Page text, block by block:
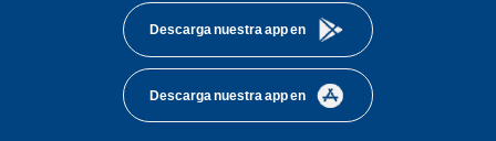
Descarga nuestra app en
Descarga nuestra app en